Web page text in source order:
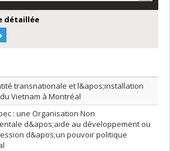
détaillée
ordre croissant
titre en ordre croissant
transnationale et l&apos;installation
Vietnam à Montréal
: une Organisation Non
d&apos;aide au développement ou
d&apos;un pouvoir politique